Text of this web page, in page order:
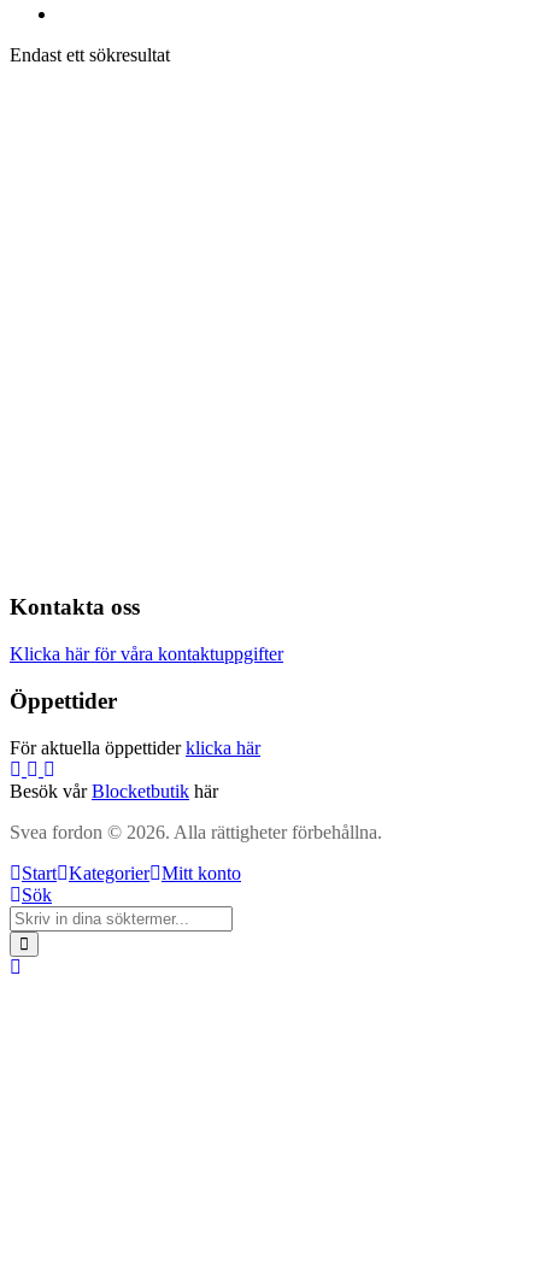
Endast ett sökresultat
Kontakta oss
Klicka här för våra kontaktuppgifter
Öppettider
För aktuella öppettiderklicka här
Besök vårBlocketbutik här
Svea fordon © 2026. Alla rättigheter förbehållna.
Start Kategorier Mitt konto
Sök